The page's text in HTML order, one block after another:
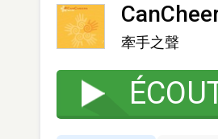
牽手之聲